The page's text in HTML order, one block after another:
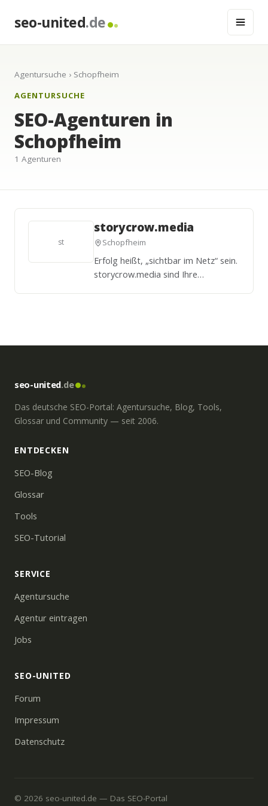
seo-united.de
Agentursuche › Schopfheim
AGENTURSUCHE
SEO-Agenturen in
Schopfheim
1 Agenturen
st
storycrow.media
Schopfheim
Erfolg heißt, „sichtbar im Netz“ sein.
storycrow.media sind Ihre
seo-united.de
Das deutsche SEO-Portal: Agentursuche, Blog, Tools,
Glossar und Community — seit 2006.
ENTDECKEN
SEO-Blog
Glossar
Tools
SEO-Tutorial
SERVICE
Agentursuche
Agentur eintragen
Jobs
SEO-UNITED
Forum
Impressum
Datenschutz
© 2026 seo-united.de — Das SEO-Portal